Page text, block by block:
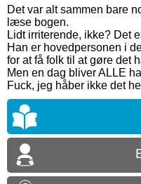
Det var alt sammen bare
læse bogen.
Lidt irriterende, ikke? Det
Han er hovedpersonen i
for at få folk til at gøre det
Men en dag bliver ALLE
Fuck, jeg håber ikke det